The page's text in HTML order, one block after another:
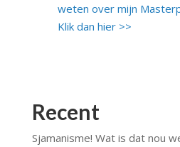
weten over mijn
Klik dan hier >>
Recent
Sjamanisme! Wat is dat nou